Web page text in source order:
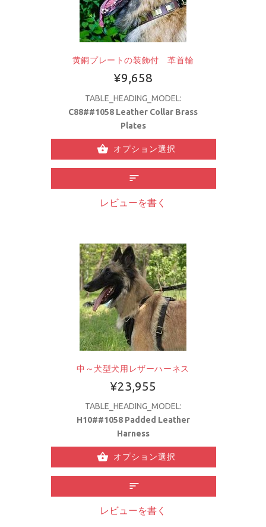
黄銅プレートの装飾付 革首輪
¥9,658
TABLE_HEADING_MODEL:
C88##1058 Leather Collar Brass
Plates
オプション選択
レビューを書く
中～犬型犬用レザーハーネス
¥23,955
TABLE_HEADING_MODEL:
H10##1058 Padded Leather
Harness
オプション選択
レビューを書く